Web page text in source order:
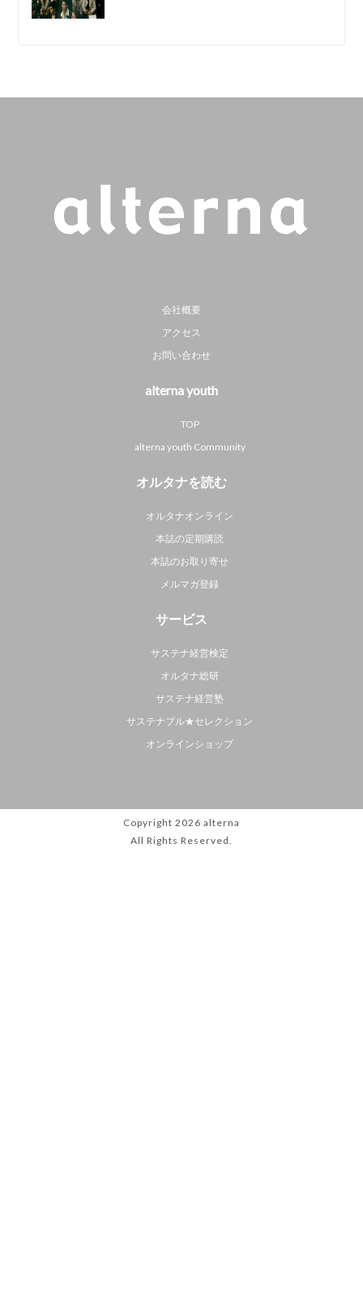
会社概要
アクセス
お問い合わせ
alterna youth
TOP
alterna youth Community
オルタナを読む
オルタナオンライン
本誌の定期購読
本誌のお取り寄せ
メルマガ登録
サービス
サステナ経営検定
オルタナ総研
サステナ経営塾
サステナブル★セレクション
オンラインショップ
Copyright 2026 alterna
All Rights Reserved.